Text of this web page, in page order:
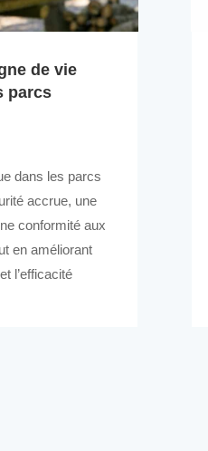
de vie
parcs
dans les parcs
accrue, une
conformité aux
en améliorant
l’efficacité